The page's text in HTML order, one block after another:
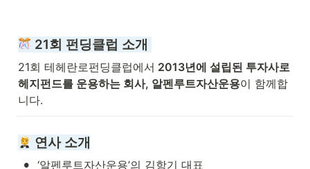
21회 펀딩클럽 소개
21회 테헤란로펀딩클럽에서 2013년에 설립된 투자사로
헤지펀드를 운용하는 회사, 알펜루트자산운용이 함께합
니다.
연사 소개
• ‘알펜루트자산운용’의 김항기 대표